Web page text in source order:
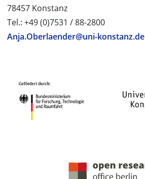
78457 Konstanz
Tel.: +49 (0)7531 / 88-2800
Anja.Oberlaender@uni-konstanz.de